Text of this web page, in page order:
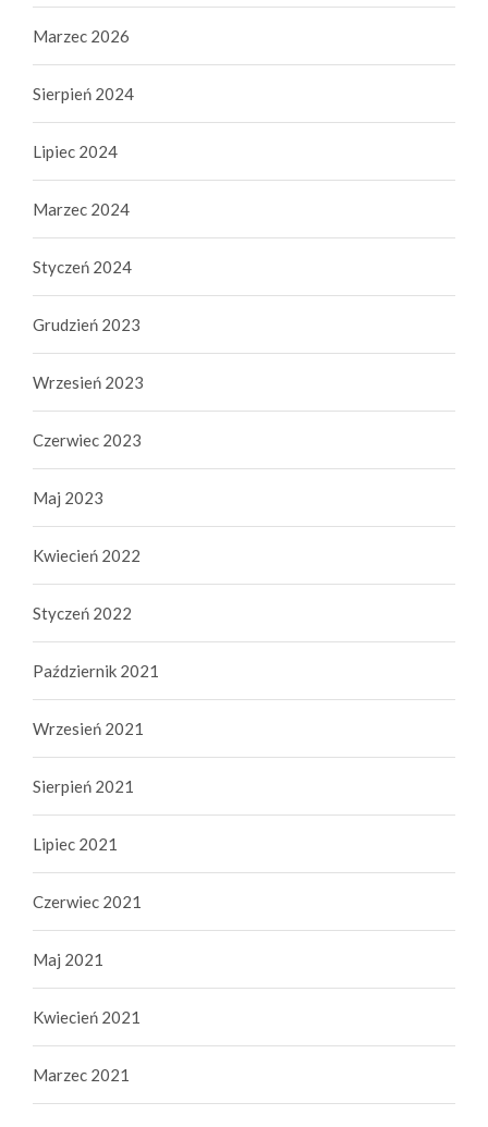
Marzec 2026
Sierpień 2024
Lipiec 2024
Marzec 2024
Styczeń 2024
Grudzień 2023
Wrzesień 2023
Czerwiec 2023
Maj 2023
Kwiecień 2022
Styczeń 2022
Październik 2021
Wrzesień 2021
Sierpień 2021
Lipiec 2021
Czerwiec 2021
Maj 2021
Kwiecień 2021
Marzec 2021